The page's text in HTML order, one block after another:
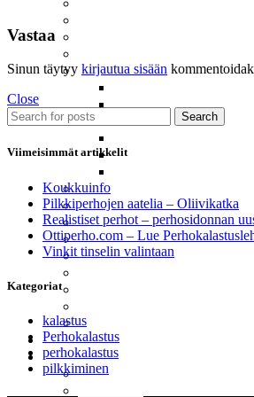
Realistiset Perhot
Järvikatkat – Scuds
Koskikorento
Sääski
Santikat – Sunray Shaddow
Spuddlerit
Squirmyt
Streamerit Ja Zonkkerit
Sumariperhot
Wanhat Suomalaiset
Perukkeet
Pilkit
Harjuspilkit
Vastaa
Sinun täytyy kirjautua sisään
Close
Search
Viimeisimmät artikkelit
Koukkuinfo
Pilkkiperhojen aatelia – Oliivikatka
Realistiset perhot – perhosidonnan
Ottiperho.com – Lue
Vinkit tinselin valintaan
Kategoriat
kalastus
Perhokalastus
perhokalastus
pilkkiminen